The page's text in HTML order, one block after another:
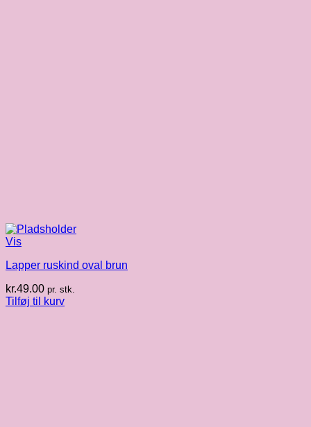
Vis
Lapper ruskind oval brun
kr.49.00 pr. stk.
Tilføj til kurv